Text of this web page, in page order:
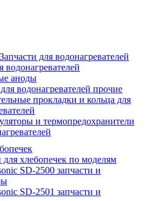
Запчасти для водонагревателей
аноды
водонагревателей прочие
прокладки и кольца для
и термопредохранители
для хлебопечек по моделям
SD-2500 запчасти и
SD-2501 запчасти и